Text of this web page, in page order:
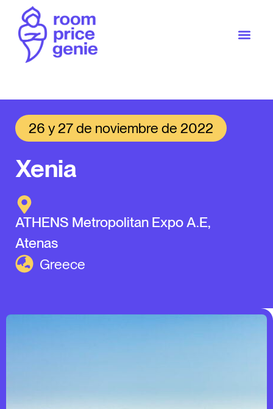
26 y 27 de noviembre de 2022
Xenia
ATHENS Metropolitan Expo A.E,
Atenas
Greece